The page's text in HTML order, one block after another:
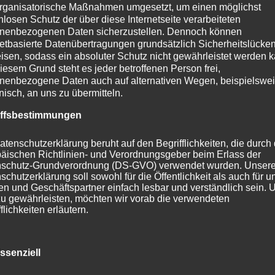
Dieses
Produkt
weist
mehrere
auf.
Die
Optionen
können
auf
der
Maßnahmen umgesetzt, um einen möglichst
Schutz der über diese Internetseite verarbeiteten
Daten sicherzustellen. Dennoch können
Datenübertragungen grundsätzlich Sicherheitslücken
sodass ein absoluter Schutz nicht gewährleistet werden
Grund steht es jeder betroffenen Person frei,
Daten auch auf alternativen Wegen,
an uns zu übermitteln.
beruht auf den Begrifflichkeiten, die durch
Richtlinien- und Verordnungsgeber beim Erlass der
Grundverordnung (DS-GVO) verwendet wurden.
soll sowohl für die Öffentlichkeit als auch für
und Geschäftspartner einfach lesbar und verständlich sein.
gewährleisten, möchten wir vorab die verwendeten
erläutern.
Begriffe: